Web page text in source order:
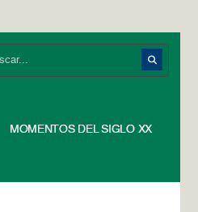
MOMENTOS DEL SIGLO XX